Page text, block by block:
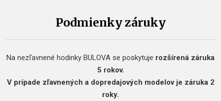
Podmienky záruky
Na nezľavnené hodinky BULOVA se poskytuje rozšírená záruka
5 rokov.
V prípade zľavnených a dopredajových modelov je záruka 2
roky.